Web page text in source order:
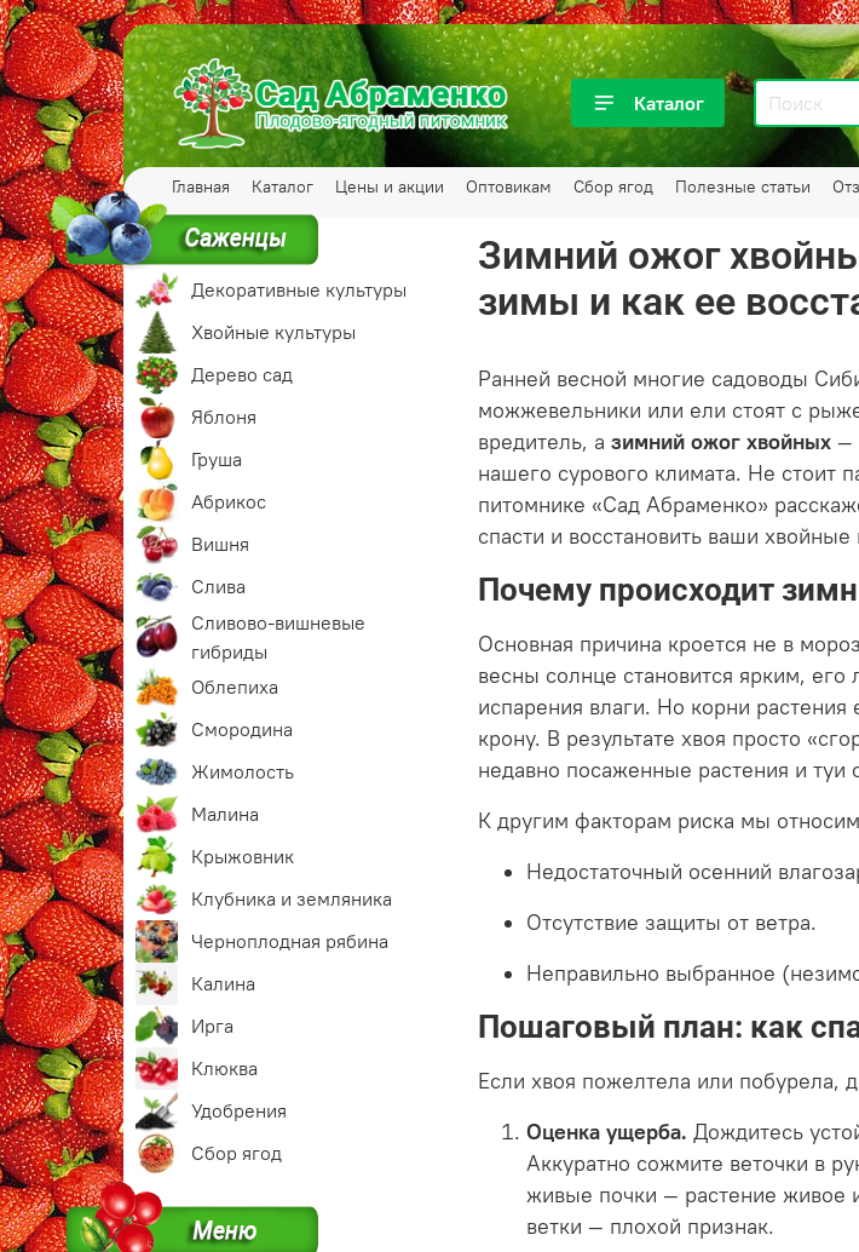
Каталог
Главная Каталог Цены и акции Оптовикам Сбор ягод Полезные статьи
Зимний ожог
зимы и как ее
Ранней весной многие садоводы
можжевельники или ели стоят с
вредитель, азимний ожог хвойных —
нашего сурового климата. Не стоит
питомнике «Сад Абраменко»
спасти и восстановить ваши хвойные
Почему происходит
Основная причина кроется не в
весны солнце становится ярким, его
испарения влаги. Но корни
крону. В результате хвоя просто
недавно посаженные растения и туи
К другим факторам риска мы
Недостаточный осенний
Отсутствие защиты от ветра.
Неправильно выбранное
Пошаговый план: как
Если хвоя пожелтела или побурела,
Оценка ущерба. Дождитесь
Аккуратно сожмите веточки в
живые почки — растение живое
ветки — плохой признак.
Декоративные культуры
Хвойные культуры
Дерево сад
Яблоня
Груша
Абрикос
Вишня
Слива
Сливово-вишневые
гибриды
Облепиха
Смородина
Жимолость
Малина
Крыжовник
Клубника и земляника
Черноплодная рябина
Калина
Ирга
Клюква
Удобрения
Сбор ягод